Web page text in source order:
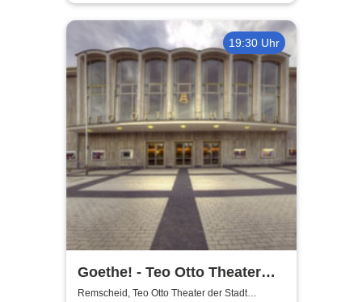
19:30 Uhr
Goethe! - Teo Otto Theater
der Stadt Remscheid
Remscheid, Teo Otto Theater der Stadt